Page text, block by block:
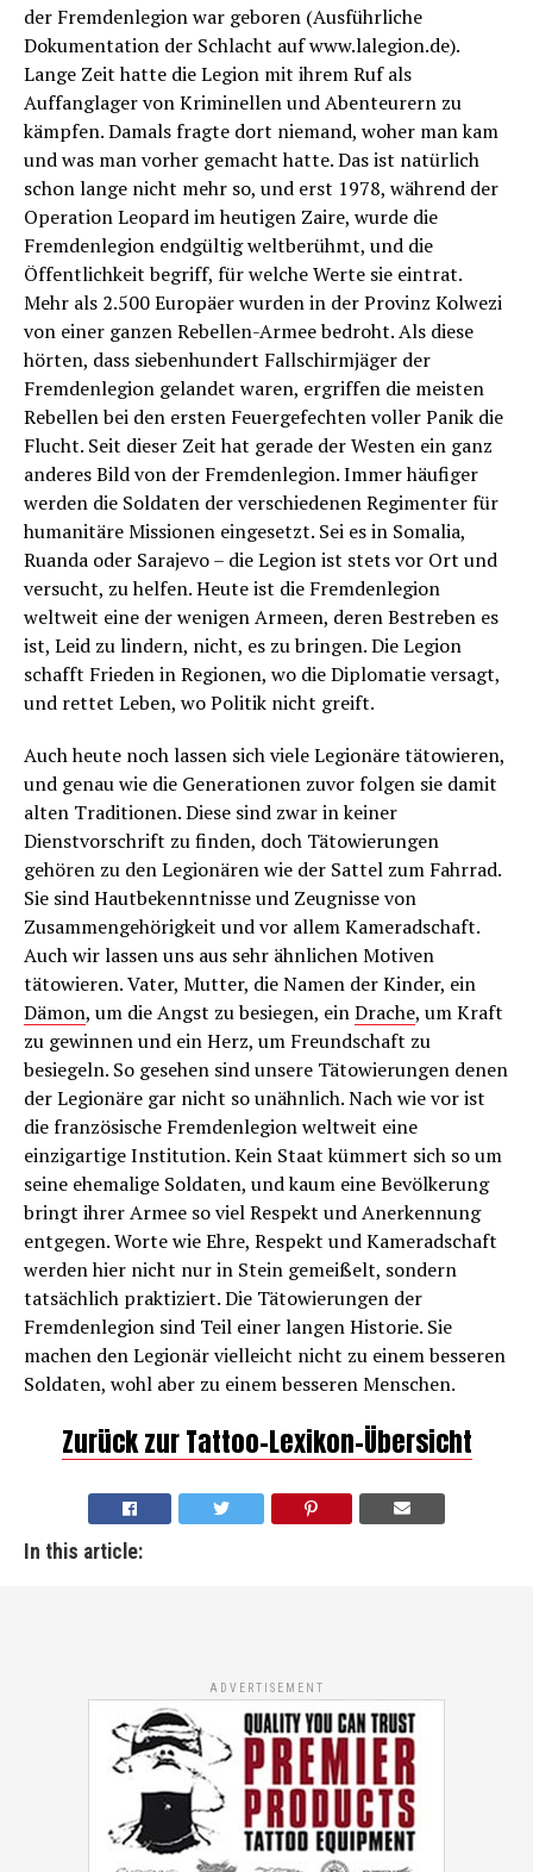
der Fremdenlegion war geboren (Ausführliche
Dokumentation der Schlacht auf www.lalegion.de).
Lange Zeit hatte die Legion mit ihrem Ruf als
Auffanglager von Kriminellen und Abenteurern zu
kämpfen. Damals fragte dort niemand, woher man kam
und was man vorher gemacht hatte. Das ist natürlich
schon lange nicht mehr so, und erst 1978, während der
Operation Leopard im heutigen Zaire, wurde die
Fremdenlegion endgültig weltberühmt, und die
Öffentlichkeit begriff, für welche Werte sie eintrat.
Mehr als 2.500 Europäer wurden in der Provinz Kolwezi
von einer ganzen Rebellen-Armee bedroht. Als diese
hörten, dass siebenhundert Fallschirmjäger der
Fremdenlegion gelandet waren, ergriffen die meisten
Rebellen bei den ersten Feuergefechten voller Panik die
Flucht. Seit dieser Zeit hat gerade der Westen ein ganz
anderes Bild von der Fremdenlegion. Immer häufiger
werden die Soldaten der verschiedenen Regimenter für
humanitäre Missionen eingesetzt. Sei es in Somalia,
Ruanda oder Sarajevo – die Legion ist stets vor Ort und
versucht, zu helfen. Heute ist die Fremdenlegion
weltweit eine der wenigen Armeen, deren Bestreben es
ist, Leid zu lindern, nicht, es zu bringen. Die Legion
schafft Frieden in Regionen, wo die Diplomatie versagt,
und rettet Leben, wo Politik nicht greift.
Auch heute noch lassen sich viele Legionäre tätowieren,
und genau wie die Generationen zuvor folgen sie damit
alten Traditionen. Diese sind zwar in keiner
Dienstvorschrift zu finden, doch Tätowierungen
gehören zu den Legionären wie der Sattel zum Fahrrad.
Sie sind Hautbekenntnisse und Zeugnisse von
Zusammengehörigkeit und vor allem Kameradschaft.
Auch wir lassen uns aus sehr ähnlichen Motiven
tätowieren. Vater, Mutter, die Namen der Kinder, ein
Dämon, um die Angst zu besiegen, einDrache, um Kraft
zu gewinnen und ein Herz, um Freundschaft zu
besiegeln. So gesehen sind unsere Tätowierungen denen
der Legionäre gar nicht so unähnlich. Nach wie vor ist
die französische Fremdenlegion weltweit eine
einzigartige Institution. Kein Staat kümmert sich so um
seine ehemalige Soldaten, und kaum eine Bevölkerung
bringt ihrer Armee so viel Respekt und Anerkennung
entgegen. Worte wie Ehre, Respekt und Kameradschaft
werden hier nicht nur in Stein gemeißelt, sondern
tatsächlich praktiziert. Die Tätowierungen der
Fremdenlegion sind Teil einer langen Historie. Sie
machen den Legionär vielleicht nicht zu einem besseren
Soldaten, wohl aber zu einem besseren Menschen.
Zurück zur Tattoo-Lexikon-Übersicht
In this article:
ADVERTISEMENT